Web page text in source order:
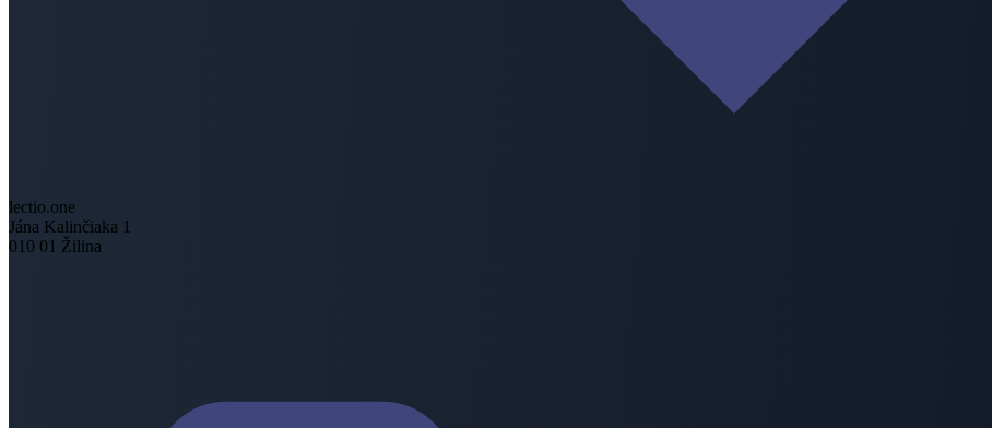
lectio.one
Jána Kalinčiaka 1
010 01 Žilina